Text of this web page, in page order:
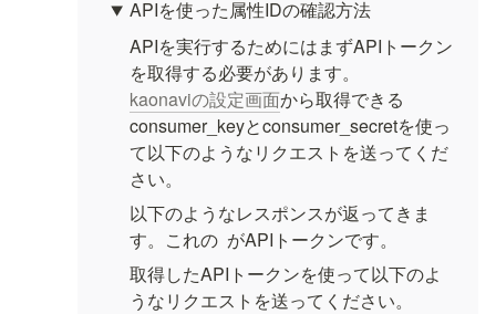
APIを使った属性IDの確認方法
APIを実行するためにはまずAPIトークン
kaonaviの設定画面から取得できる
consumer_keyとconsumer_secretを使っ
て以下のようなリクエストを送ってくだ
さい。
以下のようなレスポンスが返ってきま
す。これの がAPIトークンです。
取得したAPIトークンを使って以下のよ
うなリクエストを送ってください。